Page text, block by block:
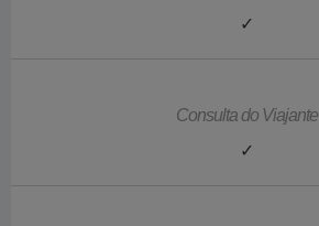
✓
Consulta do Viajante
✓